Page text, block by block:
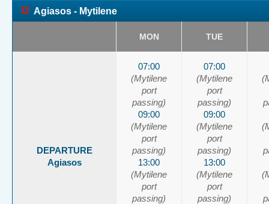
¤ Agiasos - Mytilene
MON TUE
DEPARTURE
Agiasos
07:00
(Mytilene
port
passing)
09:00
(Mytilene
port
passing)
13:00
(Mytilene
port
passing)
07:00
(Mytilene
port
passing)
09:00
(Mytilene
port
passing)
13:00
(Mytilene
port
passing)